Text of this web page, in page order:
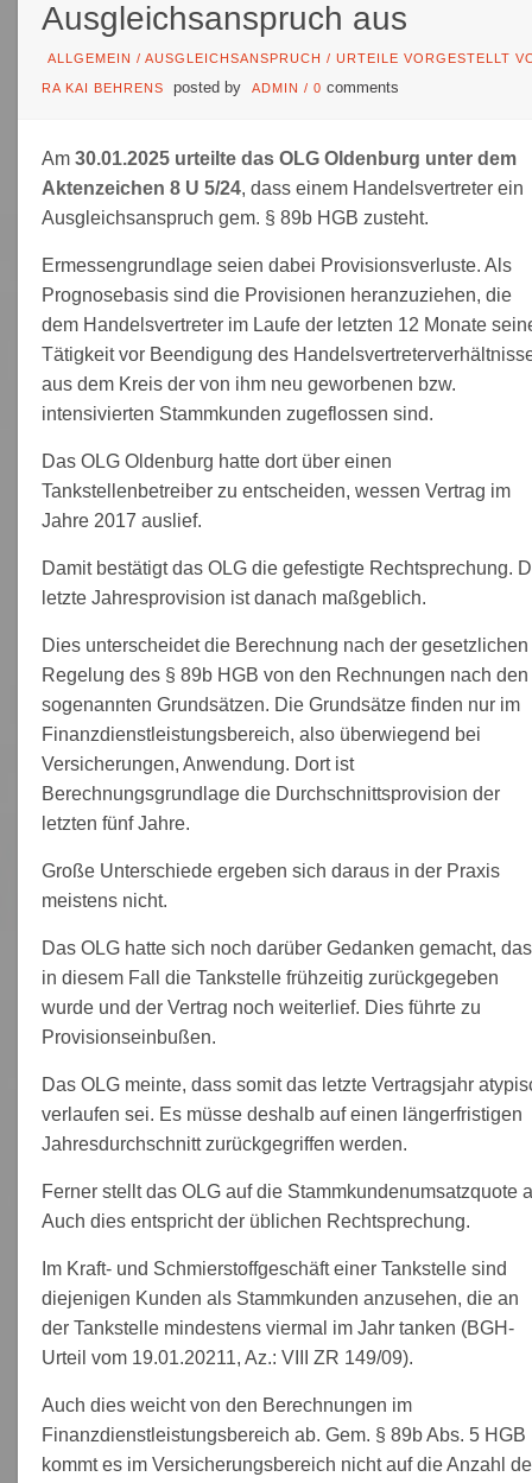
Ausgleichsanspruch aus
ALLGEMEIN / AUSGLEICHSANSPRUCH / URTEILE VORGESTELLT
RA KAI BEHRENS posted by ADMIN / 0 comments
Am 30.01.2025 urteilte das OLG Oldenburg unter dem
Aktenzeichen 8 U 5/24, dass einem Handelsvertreter ein
Ausgleichsanspruch gem. § 89b HGB zusteht.
Ermessengrundlage seien dabei Provisionsverluste. Als
Prognosebasis sind die Provisionen heranzuziehen, die
dem Handelsvertreter im Laufe der letzten 12 Monate
Tätigkeit vor Beendigung des
aus dem Kreis der von ihm neu geworbenen bzw.
intensivierten Stammkunden zugeflossen sind.
Das OLG Oldenburg hatte dort über einen
Tankstellenbetreiber zu entscheiden, wessen Vertrag im
Jahre 2017 auslief.
Damit bestätigt das OLG die gefestigte Rechtsprechung.
letzte Jahresprovision ist danach maßgeblich.
Dies unterscheidet die Berechnung nach der gesetzlichen
Regelung des § 89b HGB von den Rechnungen nach den
sogenannten Grundsätzen. Die Grundsätze finden nur im
Finanzdienstleistungsbereich, also überwiegend bei
Versicherungen, Anwendung. Dort ist
Berechnungsgrundlage die Durchschnittsprovision der
letzten fünf Jahre.
Große Unterschiede ergeben sich daraus in der Praxis
meistens nicht.
Das OLG hatte sich noch darüber Gedanken gemacht,
in diesem Fall die Tankstelle frühzeitig zurückgegeben
wurde und der Vertrag noch weiterlief. Dies führte zu
Provisionseinbußen.
Das OLG meinte, dass somit das letzte Vertragsjahr
verlaufen sei. Es müsse deshalb auf einen längerfristigen
Jahresdurchschnitt zurückgegriffen werden.
Ferner stellt das OLG auf die Stammkundenumsatzquote
Auch dies entspricht der üblichen Rechtsprechung.
Im Kraft- und Schmierstoffgeschäft einer Tankstelle sind
diejenigen Kunden als Stammkunden anzusehen, die an
der Tankstelle mindestens viermal im Jahr tanken (BGH-
Urteil vom 19.01.20211, Az.: VIII ZR 149/09).
Auch dies weicht von den Berechnungen im
Finanzdienstleistungsbereich ab. Gem. § 89b Abs. 5 HGB
kommt es im Versicherungsbereich nicht auf die Anzahl